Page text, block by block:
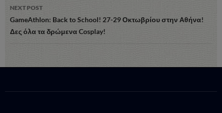
NEXT POST
GameAthlon: Back to School! 27-29 Οκτωβρίου στην Αθήνα!
Δες όλα τα δρώμενα Cosplay!